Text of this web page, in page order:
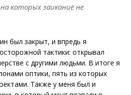
которых заикание не
был закрыт, и впредь я
тактики: открывал
с другими людьми. В итоге я
оптики, пять из которых
Также у меня был и